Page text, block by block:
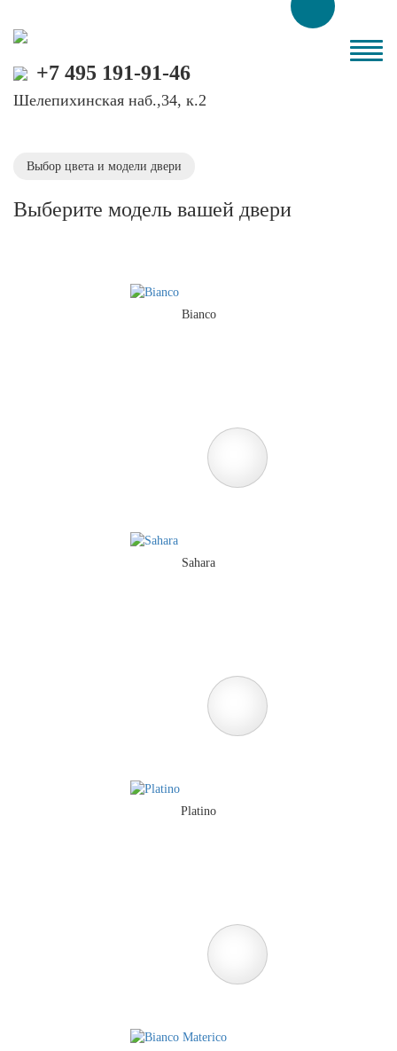
+7 495 191-91-46
Шелепихинская наб.,34, к.2
Выбор цвета и модели двери
Выберите модель вашей двери
Bianco
Sahara
Platino